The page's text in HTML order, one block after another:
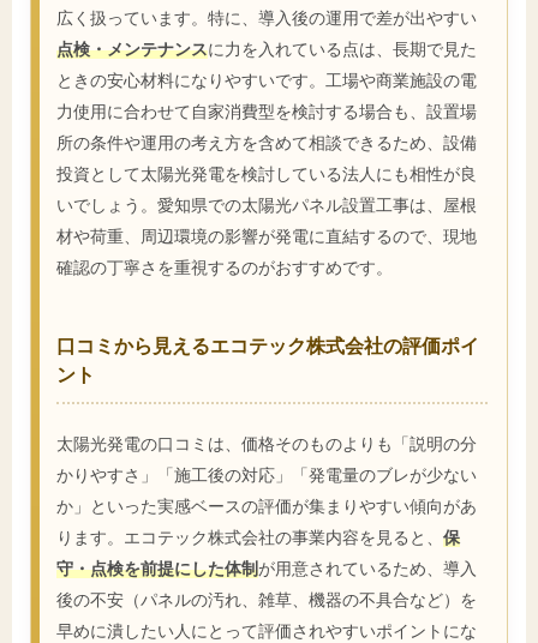
広く扱っています。特に、導入後の運用で差が出やすい
点検・メンテナンスに力を入れている点は、長期で見た
ときの安心材料になりやすいです。工場や商業施設の電
力使用に合わせて自家消費型を検討する場合も、設置場
所の条件や運用の考え方を含めて相談できるため、設備
投資として太陽光発電を検討している法人にも相性が良
いでしょう。愛知県での太陽光パネル設置工事は、屋根
材や荷重、周辺環境の影響が発電に直結するので、現地
確認の丁寧さを重視するのがおすすめです。
口コミから見えるエコテック株式会社の評価ポイ
ント
太陽光発電の口コミは、価格そのものよりも「説明の分
かりやすさ」「施工後の対応」「発電量のブレが少ない
か」といった実感ベースの評価が集まりやすい傾向があ
ります。エコテック株式会社の事業内容を見ると、 保
守・点検を前提にした体制が用意されているため、導入
後の不安（パネルの汚れ、雑草、機器の不具合など）を
早めに潰したい人にとって評価されやすいポイントにな